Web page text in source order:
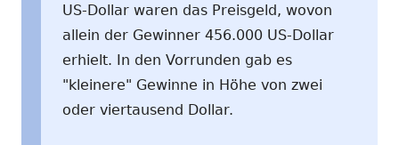
US-Dollar waren das Preisgeld, wovon
allein der Gewinner 456.000 US-Dollar
erhielt. In den Vorrunden gab es
"kleinere" Gewinne in Höhe von zwei
oder viertausend Dollar.